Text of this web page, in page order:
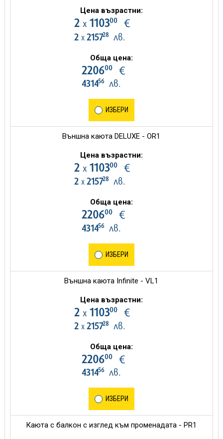
Цена възрастни:
2 х 110300€
2 х 215728лв.
Обща цена:
220600€
431456лв.
ИЗБЕРИ
Външна каюта DELUXE - OR1
Цена възрастни:
2 х 110300€
2 х 215728лв.
Обща цена:
220600€
431456лв.
ИЗБЕРИ
Външна каюта Infinite - VL1
Цена възрастни:
2 х 110300€
2 х 215728лв.
Обща цена:
220600€
431456лв.
ИЗБЕРИ
Каюта с балкон с изглед към променадата - PR1